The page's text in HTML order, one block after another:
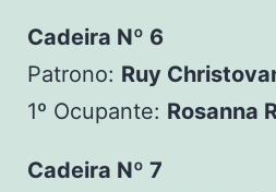
Cadeira Nº 6
Patrono: Ruy
1º Ocupante: Rosanna
Cadeira Nº 7